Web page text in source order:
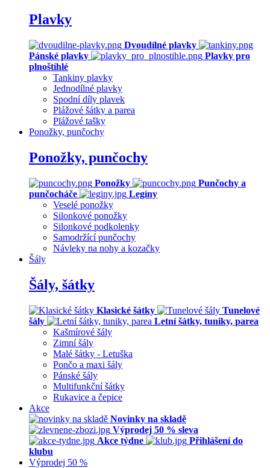
Plavky
Dvoudílné plavky
Pánské plavky
Plavky pro
plnoštíhlé
Tankiny plavky
Jednodílné plavky
Spodní díly plavek
Plážové šátky a parea
Plážové tašky
Ponožky, punčochy
Ponožky, punčochy
Ponožky
Punčochy a
punčocháče
Legíny
Veselé ponožky
Silonkové ponožky
Silonkové podkolenky
Samodržící punčochy
Návleky na nohy a kozačky
Šály
Šály, šátky
Klasické šátky
Tunelové
šály
Letní šátky, tuniky, parea
Kašmírové šály
Zimní šály
Malé šátky - Letuška
Pončo a maxi šály
Pánské šály
Multifunkční šátky
Rukavice a čepice
Akce
Novinky na skladě
Výprodej 50 % sleva
Akce týdne
Přihlášení do
klubu
Výprodej 50 %